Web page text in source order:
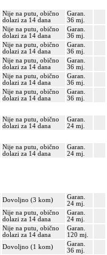
Nije na putu, obično
dolazi za 14 dana
Garan.
36 mj.
Nije na putu, obično
dolazi za 14 dana
Garan.
36 mj.
Nije na putu, obično
dolazi za 14 dana
Garan.
36 mj.
Nije na putu, obično
dolazi za 14 dana
Garan.
36 mj.
Nije na putu, obično
dolazi za 14 dana
Garan.
36 mj.
Nije na putu, obično
dolazi za 14 dana
Garan.
36 mj.
Nije na putu, obično
dolazi za 14 dana
Garan.
24 mj.
Nije na putu, obično
dolazi za 14 dana
Garan.
24 mj.
Dovoljno (3 kom)
Garan.
24 mj.
Nije na putu, obično
dolazi za 14 dana
Garan.
24 mj.
Nije na putu, obično
dolazi za 14 dana
Garan.
120 mj.
Dovoljno (1 kom)
Garan.
36 mj.